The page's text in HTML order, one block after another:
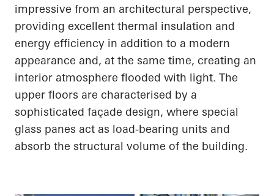
impressive from an architectural perspective,
providing excellent thermal insulation and
energy efficiency in addition to a modern
appearance and, at the same time, creating an
interior atmosphere flooded with light. The
upper floors are characterised by a
sophisticated façade design, where special
glass panes act as load-bearing units and
absorb the structural volume of the building.